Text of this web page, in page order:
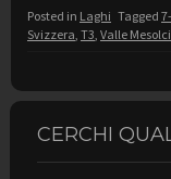
Posted in Laghi Tagged
Svizzera T3 Valle
CERCHI